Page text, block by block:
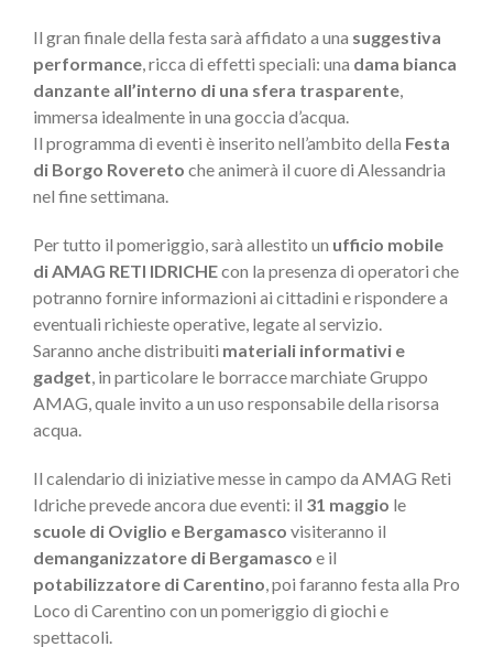
Il gran finale della festa sarà affidato a una suggestiva
performance , ricca di effetti speciali: una dama bianca
danzante all’interno di una sfera trasparente
immersa idealmente in una goccia d’acqua.
Il programma di eventi è inserito nell’ambito della Festa
di Borgo Rovereto che animerà il cuore di Alessandria
nel fine settimana.
Per tutto il pomeriggio, sarà allestito un ufficio mobile
di AMAG RETI IDRICHEcon la presenza di operatori che
potranno fornire informazioni ai cittadini e rispondere a
eventuali richieste operative, legate al servizio.
Saranno anche distribuiti materiali informativi e
gadget , in particolare le borracce marchiate Gruppo
AMAG, quale invito a un uso responsabile della risorsa
acqua.
Il calendario di iniziative messe in campo da AMAG Reti
Idriche prevede ancora due eventi: il 31 maggio le
scuole di Oviglio e Bergamasco visiteranno il
demanganizzatore di Bergamasco e il
potabilizzatore di Carentino , poi faranno festa alla Pro
Loco di Carentino con un pomeriggio di giochi e
spettacoli.